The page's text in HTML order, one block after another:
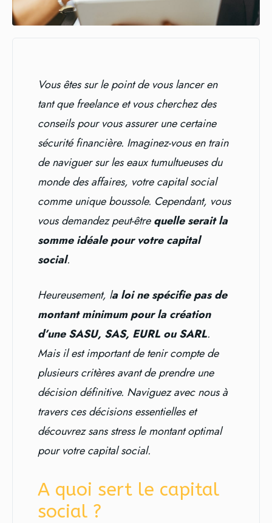
Vous êtes sur le point de vous lancer en
tant que freelance et vous cherchez des
conseils pour vous assurer une certaine
sécurité financière. Imaginez-vous en train
de naviguer sur les eaux tumultueuses du
monde des affaires, votre capital social
comme unique boussole. Cependant, vous
vous demandez peut-êtrequelle serait la
somme idéale pour votre capital
social.
Heureusement, la loi ne spécifie pas de
montant minimum pour la création
d’une SASU, SAS, EURL ou SARL.
Mais il est important de tenir compte de
plusieurs critères avant de prendre une
décision définitive. Naviguez avec nous à
travers ces décisions essentielles et
découvrez sans stress le montant optimal
pour votre capital social.
A quoi sert le capital
social ?